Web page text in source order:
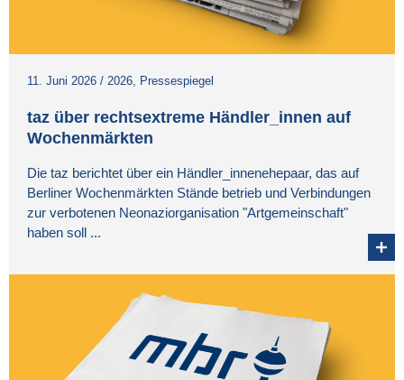
11. Juni 2026 / 2026, Pressespiegel
taz über rechtsextreme Händler_innen auf
Wochenmärkten
Die taz berichtet über ein Händler_innenehepaar, das auf
Berliner Wochenmärkten Stände betrieb und Verbindungen
zur verbotenen Neonaziorganisation "Artgemeinschaft"
haben soll ...